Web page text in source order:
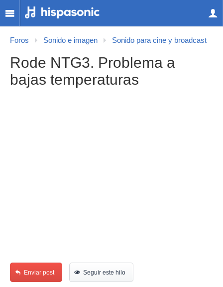
Foros Sonido e imagen Sonido para cine y broadcast
Rode NTG3. Problema a
bajas temperaturas
Enviar post Seguir este hilo